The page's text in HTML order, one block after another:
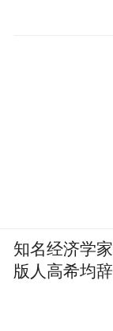
知名经济学
版人高希均